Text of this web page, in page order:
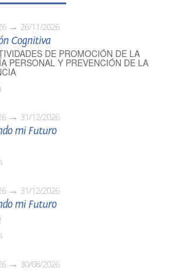
26/11/2026
Cognitiva
DE PROMOCIÓN DE LA
PERSONAL Y PREVENCIÓN DE LA
31/12/2026
mi Futuro
31/12/2026
mi Futuro
30/08/2026